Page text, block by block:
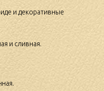
и декоративные
и сливная.